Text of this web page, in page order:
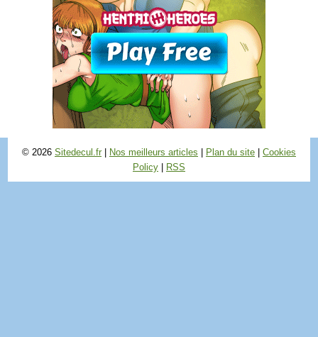
© 2026 Sitedecul.fr| Nos meilleurs articles Plan du site
Cookies
Policy
RSS